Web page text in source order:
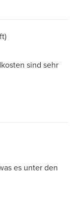
sind sehr
es unter den